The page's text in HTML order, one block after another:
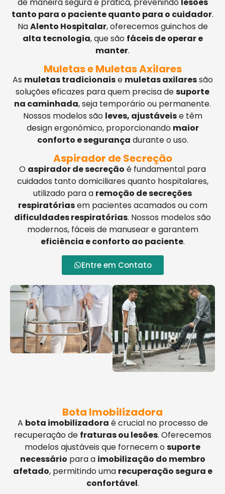
tanto para o paciente quanto para o cuidador.
NaAlento Hospitalar, oferecemos guinchos de
alta tecnologia, que são fáceis de operar e
manter.
Muletas e Muletas Axilares
As muletas tradicionaise muletas axilaressão
soluções eficazes para quem precisa desuporte
na caminhada, seja temporário ou permanente.
Nossos modelos são leves, ajustáveise têm
design ergonômico, proporcionando maior
conforto e segurança durante o uso.
Aspirador de Secreção
O aspirador de secreção é fundamental para
cuidados tanto domiciliares quanto hospitalares,
utilizado para a remoção de secreções
respiratóriasem pacientes acamados ou com
dificuldades respiratórias. Nossos modelos são
modernos, fáceis de manusear e garantem
eficiência e conforto ao paciente.
Entre em Contato
Bota Imobilizadora
A bota imobilizadora é crucial no processo de
recuperação de fraturas ou lesões. Oferecemos
modelos ajustáveis que fornecem osuporte
necessário para a imobilização do membro
afetado, permitindo uma recuperação segura e
confortável.